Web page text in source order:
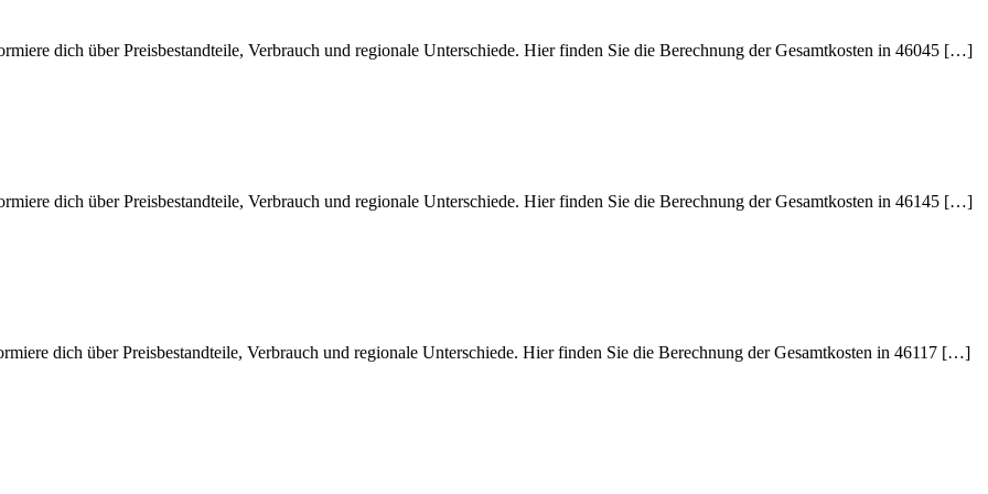
dich über Preisbestandteile, Verbrauch und regionale Unterschiede. Hier finden Sie die Berechnung der Gesamtkosten in 46045 […]
dich über Preisbestandteile, Verbrauch und regionale Unterschiede. Hier finden Sie die Berechnung der Gesamtkosten in 46145 […]
dich über Preisbestandteile, Verbrauch und regionale Unterschiede. Hier finden Sie die Berechnung der Gesamtkosten in 46117 […]